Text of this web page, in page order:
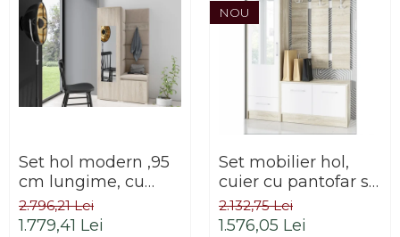
Set hol modern ,95
cm lungime, cu
dulap haine ,
pantofar si panouri
2.796,21 Lei
1.779,41 Lei
NOU
Set mobilier hol,
cuier cu pantofar si
dulap, alb/stejar
sonoma,
2.132,75 Lei
1.576,05 Lei